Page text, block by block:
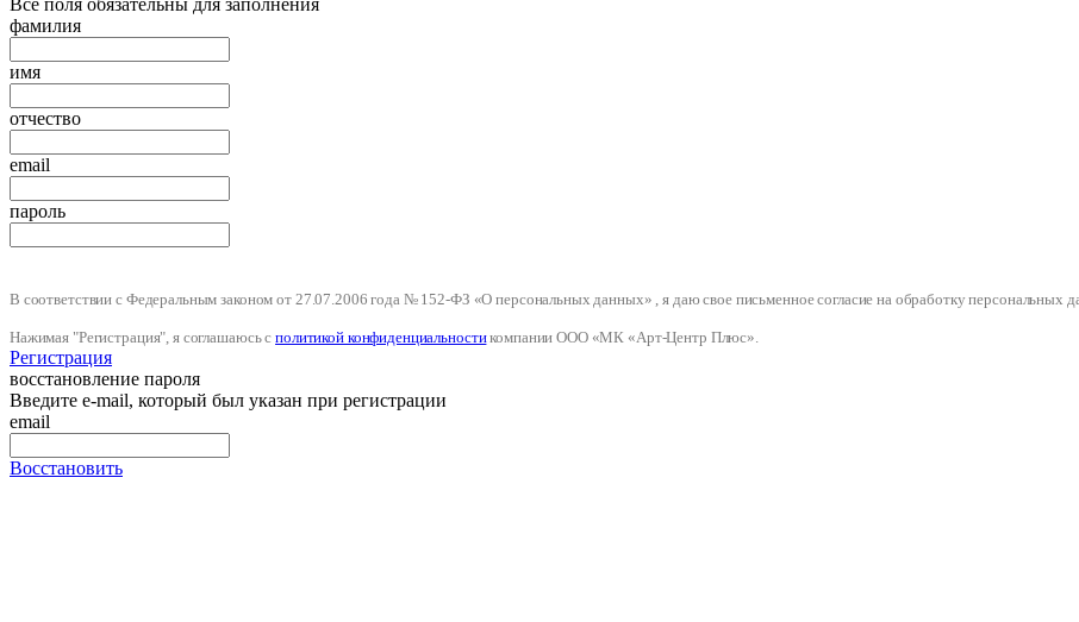
Все поля обязательны для заполнения
фамилия
имя
отчество
email
пароль
В соответствии с Федеральным законом от 27.07.2006 года № 152-ФЗ «О персональных данных» , я даю свое письменное согласие на обработку
Нажимая "Регистрация", я соглашаюсь сполитикой конфиденциальностикомпании ООО «МК «Арт-Центр Плюс».
Регистрация
восстановление пароля
Введите e-mail, который был указан при регистрации
email
Восстановить